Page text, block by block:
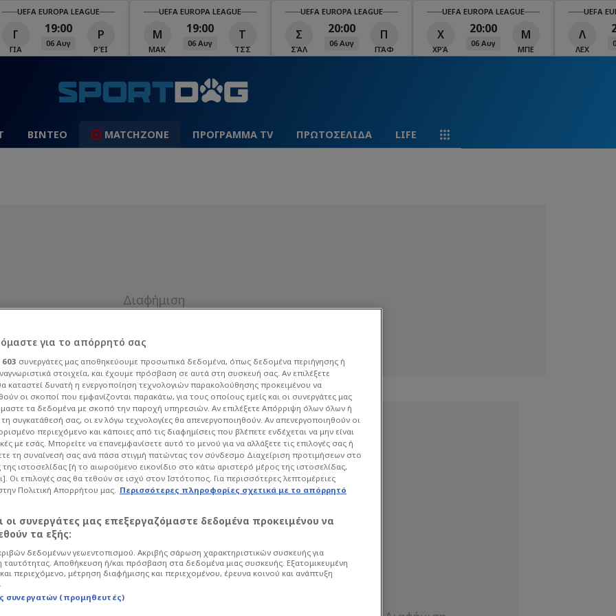
UEFA EUROPA LEAGUE
Γ
ΓΙΑ
19:00
06 Αυγ
Ρ
ΡΈΙ
UEFA EUROPA LEAGUE
Μ
ΜΑΚ
19:00
06 Αυγ
Τ
ΤΣΣ
UEFA EUROPA LEAGUE
Σ
ΣΆΛ
20:00
06 Αυγ
Π
ΠΆΦ
UEFA EUROPA LEAGUE
Χ
ΧΡΆ
20:00
06 Αυγ
Μ
ΜΠΕ
UEFA
Λ
ΛΕΧ
ΒΙΝΤΕΟ MATCHZONE ΠΡΟΓΡΑΜΜΑ TV ΠΡΩΤΟΣΕΛΙΔΑ LIFE
Γεωργιάδης για
γυναίκα
Life Πολιτική
μήνυμα θέλησε να στείλει ο
που κυκλοφόρησε τις
την οποία αρκετοί χρήστες στα social
τον ίδιο.
για το απόρρητό σας
603 συνεργάτες μας αποθηκεύουμε προσωπικά δεδομένα, όπως δεδομένα περιήγησης ή
στοιχεία, και έχουμε πρόσβαση σε αυτά στη συσκευή σας. Αν επιλέξετε
καταστεί δυνατή η ενεργοποίηση τεχνολογιών παρακολούθησης προκειμένου να
οι σκοποί που εμφανίζονται παρακάτω, για τους οποίους εμείς και οι συνεργάτες μας
τα δεδομένα με σκοπό την παροχή υπηρεσιών. Αν επιλέξετε Απόρριψη όλων όλων ή
συγκατάθεσή σας, οι εν λόγω τεχνολογίες θα απενεργοποιηθούν. Αν απενεργοποιηθούν οι
περιεχόμενο και κάποιες από τις διαφημίσεις που βλέπετε ενδέχεται να μην είναι
με εσάς. Μπορείτε να επανεμφανίσετε αυτό το μενού για να αλλάξετε τις επιλογές σας ή
τη συναίνεσή σας ανά πάσα στιγμή πατώντας τον σύνδεσμο Διαχείριση προτιμήσεων στο
ιστοσελίδας [ή το αιωρούμενο εικονίδιο στο κάτω αριστερό μέρος της ιστοσελίδας,
Οι επιλογές σας θα τεθούν σε ισχύ στον Ιστότοπος. Για περισσότερες λεπτομέρειες
Πολιτική Απορρήτου μας. Περισσότερες πληροφορίες σχετικά με το απόρρητό
οι συνεργάτες μας επεξεργαζόμαστε δεδομένα προκειμένου να
τα εξής:
δεδομένων γεωεντοπισμού. Ακριβής σάρωση χαρακτηριστικών συσκευής για
ταυτότητας. Αποθήκευση ή/και πρόσβαση στα δεδομένα μιας συσκευής. Εξατομικευμένη
περιεχόμενο, μέτρηση διαφήμισης και περιεχομένου, έρευνα κοινού και ανάπτυξη
συνεργατών (προμηθευτές)